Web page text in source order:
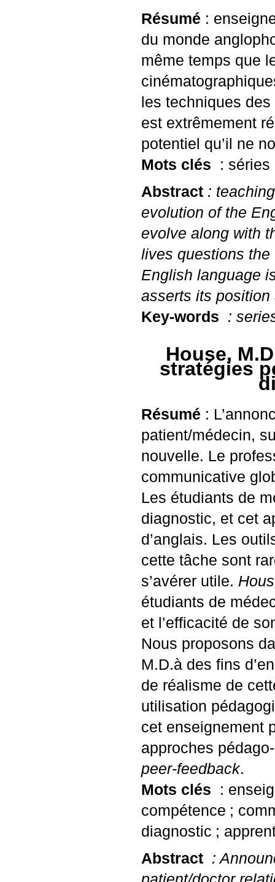
Résumé :
du monde
même temps que
les techniques
est extrêmement
potentiel qu’il ne
Mots clés
: séries
Abstract :
evolution of the
evolve along with
lives questions the
English language
asserts its
Key-words :
House,
stratégies
Résumé :
patient/médecin,
nouvelle. Le
communicative
Les étudiants de
diagnostic, et cet
d’anglais. Les
cette tâche sont
s’avérer utile.
étudiants de
et l’efficacité de
Nous proposons
M.D.à des fins
de réalisme de
utilisation
cet enseignement
approches
peer-feedback.
Mots clés
:
compétence ;
diagnostic ;
Abstract :